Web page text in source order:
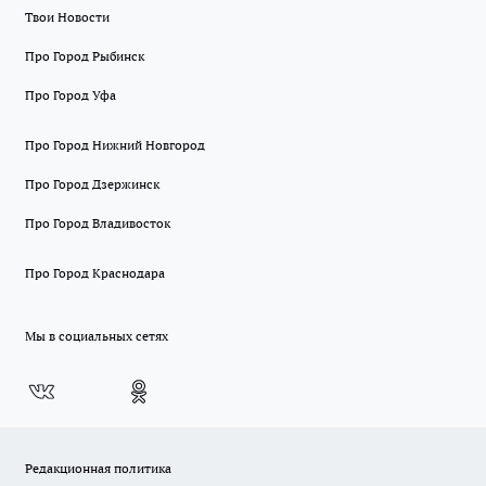
Твои Новости
Про Город Рыбинск
Про Город Уфа
Про Город Нижний Новгород
Про Город Дзержинск
Про Город Владивосток
Про Город Краснодара
Мы в социальных сетях
Редакционная политика